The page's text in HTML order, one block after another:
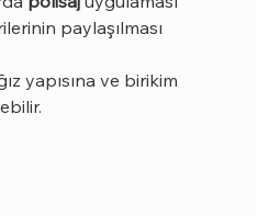
paylaşılması
yapısına ve birikim